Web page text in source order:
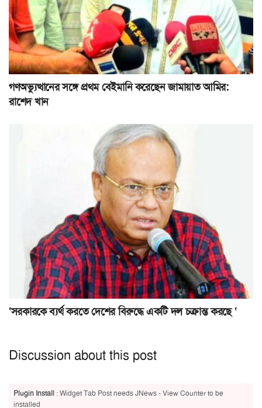
গণঅভ্যুত্থানের সঙ্গে প্রথম বেইমানি করেছেন জামায়াত আমির:
রাশেদ খান
‘সরকারকে ব্যর্থ করতে দেশের বিরুদ্ধে একটি দল চক্রান্ত করছে ‘
Discussion about this post
Plugin Install : Widget Tab Post needs JNews - View Counter to be
installed